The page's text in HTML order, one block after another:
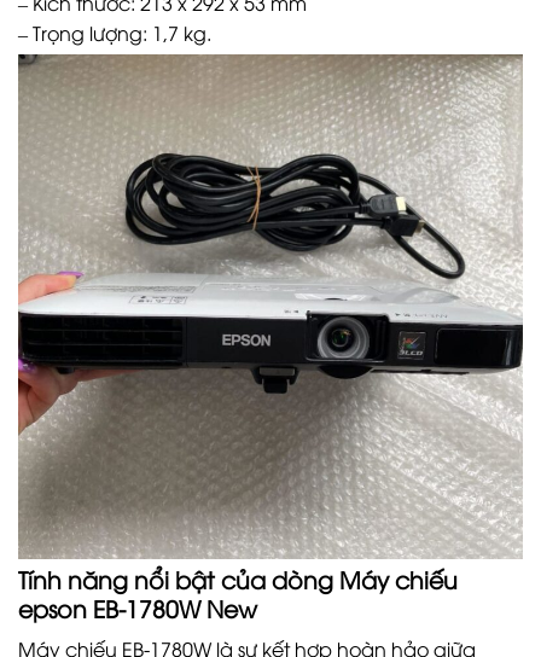
– Trọng lượng: 1,7 kg.
Tính năng nổi bật của dòng Máy chiếu
epson EB-1780WNew
Máy chiếu EB-1780W là sự kết hợp hoàn hảo giữa